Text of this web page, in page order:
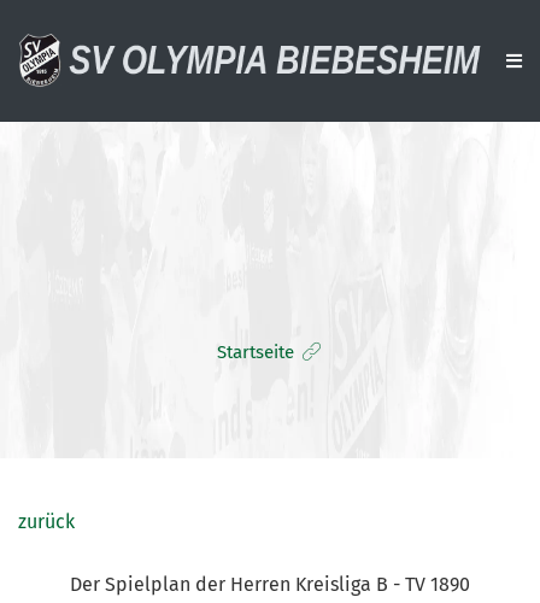
VERANSTALTUNGEN
ARCHIV
Startseite
zurück
Der Spielplan der Herren Kreisliga B - TV 1890